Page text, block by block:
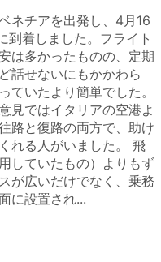
ネチアを出発し、4月16
到着しました。フライト
は多かったものの、定期
話せないにもかかわら
ていたより簡単でした。
見ではイタリアの空港よ
路と復路の両方で、助け
れる人がいました。 飛
していたもの）よりもず
が広いだけでなく、乗務
に設置され...